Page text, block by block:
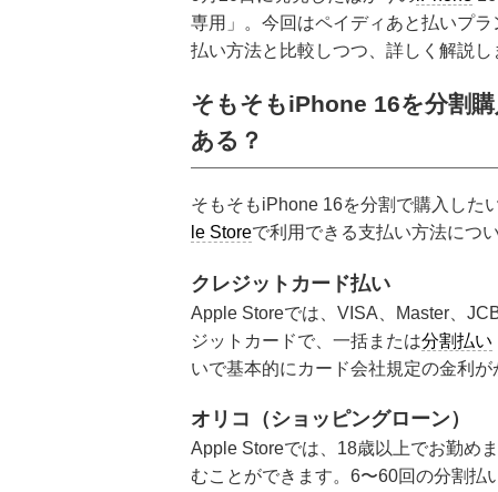
専用」。今回はペイディあと払いプ
払い方法と比較しつつ、詳しく解説し
そもそもiPhone 16を分割
ある？
そもそもiPhone 16を分割で購入した
le Storeで利用できる支払い方法につ
クレジットカード払い
Apple Storeでは、VISA、Master、
ジットカードで、一括または分割払い
いで基本的にカード会社規定の金利が
オリコ（ショッピングローン）
Apple Storeでは、18歳以上でお勤め
むことができます。6〜60回の分割払